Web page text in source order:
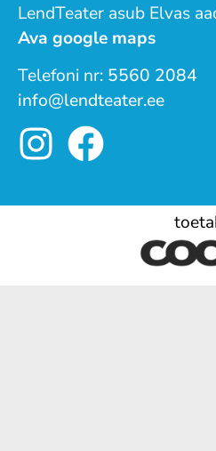
LendTeater asub Elvas
Ava google maps
Telefoni nr: 5560 2084
info@lendteater.ee